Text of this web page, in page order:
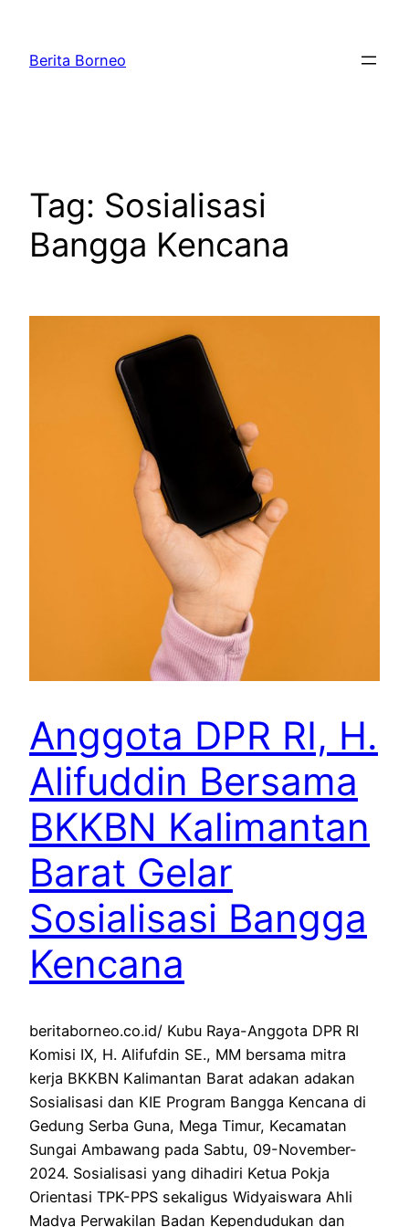
konten
Berita Borneo
Tag: Sosialisasi
Bangga Kencana
Anggota DPR RI, H.
Alifuddin Bersama
BKKBN Kalimantan
Barat Gelar
Sosialisasi Bangga
Kencana
beritaborneo.co.id/ Kubu Raya-Anggota DPR RI
Komisi IX, H. Alifufdin SE., MM bersama mitra
kerja BKKBN Kalimantan Barat adakan adakan
Sosialisasi dan KIE Program Bangga Kencana di
Gedung Serba Guna, Mega Timur, Kecamatan
Sungai Ambawang pada Sabtu, 09-November-
2024. Sosialisasi yang dihadiri Ketua Pokja
Orientasi TPK-PPS sekaligus Widyaiswara Ahli
Madya Perwakilan Badan Kependudukan dan